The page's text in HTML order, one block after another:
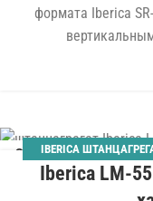
формата Iberica
26 IBERICA
Iberica LM-